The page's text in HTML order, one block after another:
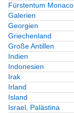
Fürstentum Monaco
Galerien
Georgien
Griechenland
Große Antillen
Indien
Indonesien
Irak
Irland
Island
Israel, Palästina